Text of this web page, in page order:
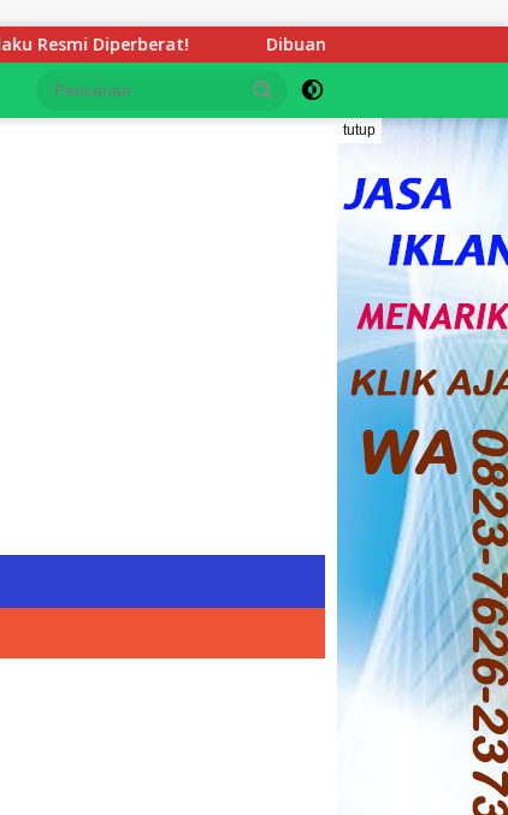
Dibuang Begitu Saja Tanpa Pesangon dan BPJS,
tutup